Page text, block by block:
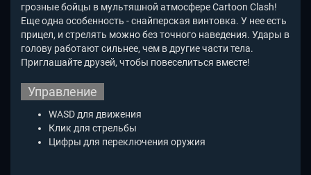
грозные бойцы в мультяшной атмосфере Cartoon Clash!
Еще одна особенность - снайперская винтовка. У нее есть
прицел, и стрелять можно без точного наведения. Удары в
голову работают сильнее, чем в другие части тела.
Приглашайте друзей, чтобы повеселиться вместе!
Управление
WASD для движения
Клик для стрельбы
Цифры для переключения оружия